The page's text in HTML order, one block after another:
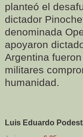
planteó el
dictador
denominada
apoyaron
Argentina
militares
humanidad.
Luis Eduardo